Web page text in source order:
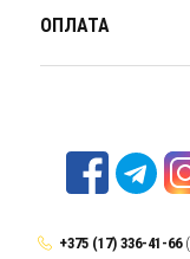
ОПЛАТА
+375 (17) 336-41-66